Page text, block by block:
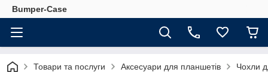
Bumper-Case
Товари та послуги Аксесуари для планшетів Чохли